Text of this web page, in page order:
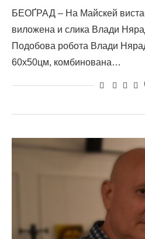
БЕОҐРАД – На Майскей
виложена и слика Влади
Подобова робота Влади
60х50цм, комбинована…